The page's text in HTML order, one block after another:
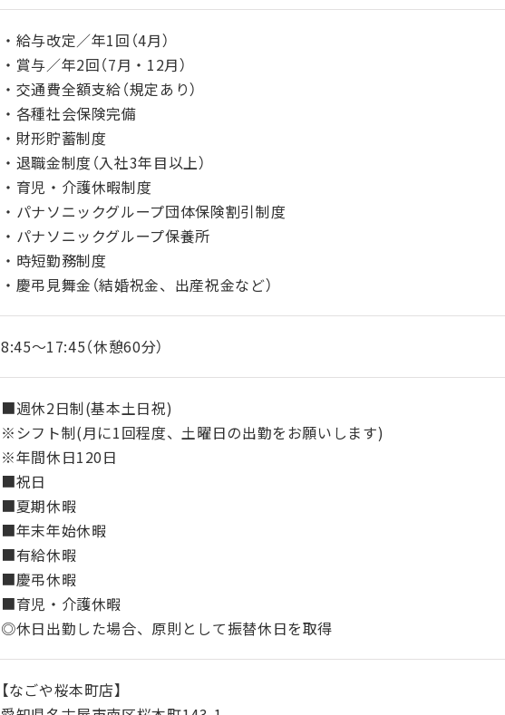
・給与改定／年1回（4月）
・賞与／年2回（7月・12月）
・交通費全額支給（規定あり）
・各種社会保険完備
・財形貯蓄制度
・退職金制度（入社3年目以上）
・育児・介護休暇制度
・パナソニックグループ団体保険割引制度
・パナソニックグループ保養所
・時短勤務制度
・慶弔見舞金（結婚祝金、出産祝金など）
8:45～17:45（休憩60分）
■週休2日制(基本土日祝)
※シフト制(月に1回程度、土曜日の出勤をお願いします)
※年間休日120日
■祝日
■夏期休暇
■年末年始休暇
■有給休暇
■慶弔休暇
■育児・介護休暇
◎休日出勤した場合、原則として振替休日を取得
【なごや桜本町店】